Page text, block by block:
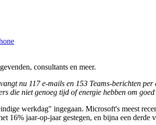
consultants en meer.
nu 117 e-mails en 153 Teams-berichten
die niet genoeg tijd of energie hebben om
werkdag" ingegaan. Microsoft's meest
16% jaar-op-jaar gestegen, en bijna een